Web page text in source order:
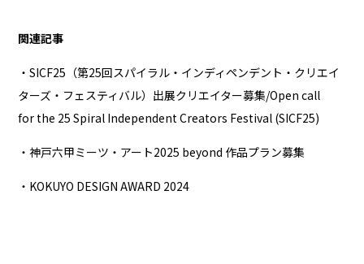
関連記事
・SICF25（第25回スパイラル・インディペンデント・クリエイ
ターズ・フェスティバル）出展クリエイター募集/Open call
for the 25 Spiral Independent Creators Festival (SICF25)
・神戸六甲ミーツ・アート2025 beyond 作品プラン募集
・KOKUYO DESIGN AWARD 2024